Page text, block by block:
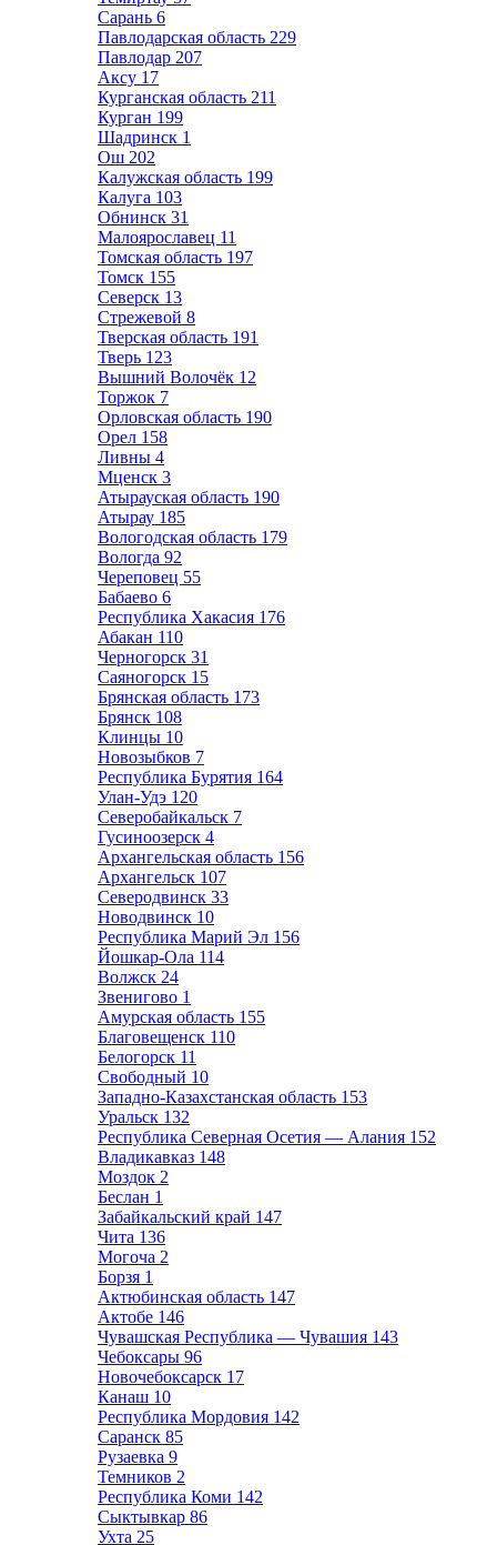
Сарань 6
Павлодарская область 229
Павлодар 207
Аксу 17
Курганская область 211
Курган 199
Шадринск 1
Ош 202
Калужская область 199
Калуга 103
Обнинск 31
Малоярославец 11
Томская область 197
Томск 155
Северск 13
Стрежевой 8
Тверская область 191
Тверь 123
Вышний Волочёк 12
Торжок 7
Орловская область 190
Орел 158
Ливны 4
Мценск 3
Атырауская область 190
Атырау 185
Вологодская область 179
Вологда 92
Череповец 55
Бабаево 6
Республика Хакасия 176
Абакан 110
Черногорск 31
Саяногорск 15
Брянская область 173
Брянск 108
Клинцы 10
Новозыбков 7
Республика Бурятия 164
Улан-Удэ 120
Северобайкальск 7
Гусиноозерск 4
Архангельская область 156
Архангельск 107
Северодвинск 33
Новодвинск 10
Республика Марий Эл 156
Йошкар-Ола 114
Волжск 24
Звенигово 1
Амурская область 155
Благовещенск 110
Белогорск 11
Свободный 10
Западно-Казахстанская область 153
Уральск 132
Республика Северная Осетия — Алания 152
Владикавказ 148
Моздок 2
Беслан 1
Забайкальский край 147
Чита 136
Могоча 2
Борзя 1
Актюбинская область 147
Актобе 146
Чувашская Республика — Чувашия 143
Чебоксары 96
Новочебоксарск 17
Канаш 10
Республика Мордовия 142
Саранск 85
Рузаевка 9
Темников 2
Республика Коми 142
Сыктывкар 86
Ухта 25